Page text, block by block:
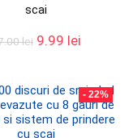
scai
lei 9.99 lei
- 22%